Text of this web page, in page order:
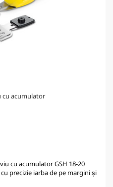
cu acumulator
cu acumulator GSH 18-20
precizie iarba de pe margini și